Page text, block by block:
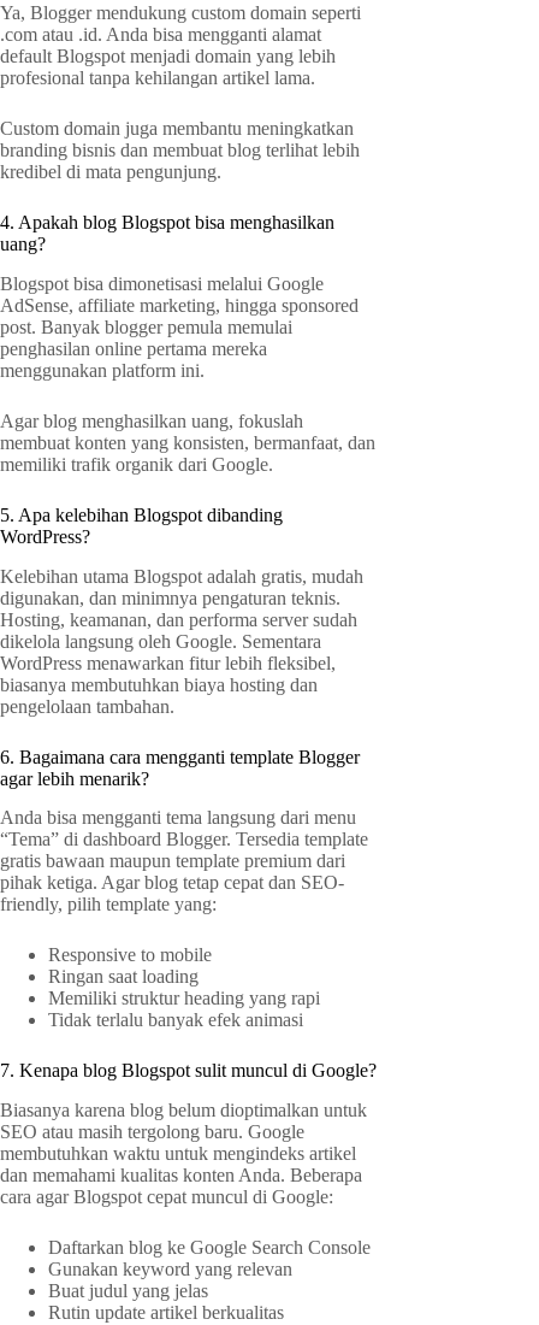
Ya, Blogger mendukung custom domain seperti
.com atau .id. Anda bisa mengganti alamat
default Blogspot menjadi domain yang lebih
profesional tanpa kehilangan artikel lama.
Custom domain juga membantu meningkatkan
branding bisnis dan membuat blog terlihat lebih
kredibel di mata pengunjung.
4. Apakah blog Blogspot bisa menghasilkan
uang?
Blogspot bisa dimonetisasi melalui Google
AdSense, affiliate marketing, hingga sponsored
post. Banyak blogger pemula memulai
penghasilan online pertama mereka
menggunakan platform ini.
Agar blog menghasilkan uang, fokuslah
membuat konten yang konsisten, bermanfaat, dan
memiliki trafik organik dari Google.
5. Apa kelebihan Blogspot dibanding
WordPress?
Kelebihan utama Blogspot adalah gratis, mudah
digunakan, dan minimnya pengaturan teknis.
Hosting, keamanan, dan performa server sudah
dikelola langsung oleh Google. Sementara
WordPress menawarkan fitur lebih fleksibel,
biasanya membutuhkan biaya hosting dan
pengelolaan tambahan.
6. Bagaimana cara mengganti template Blogger
agar lebih menarik?
Anda bisa mengganti tema langsung dari menu
“Tema” di dashboard Blogger. Tersedia template
gratis bawaan maupun template premium dari
pihak ketiga. Agar blog tetap cepat dan SEO-
friendly, pilih template yang:
Responsive to mobile
Ringan saat loading
Memiliki struktur heading yang rapi
Tidak terlalu banyak efek animasi
7. Kenapa blog Blogspot sulit muncul di Google?
Biasanya karena blog belum dioptimalkan untuk
SEO atau masih tergolong baru. Google
membutuhkan waktu untuk mengindeks artikel
dan memahami kualitas konten Anda. Beberapa
cara agar Blogspot cepat muncul di Google:
Daftarkan blog ke Google Search Console
Gunakan keyword yang relevan
Buat judul yang jelas
Rutin update artikel berkualitas